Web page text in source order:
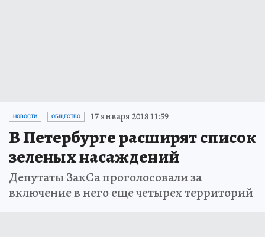
НОВОСТИ ОБЩЕСТВО 17 января 2018 11:59
В Петербурге расширят список
зеленых насаждений
Депутаты ЗакСа проголосовали за
включение в него еще четырех территорий